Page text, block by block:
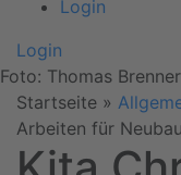
Login
Login
Foto: Thomas Brenner
Startseite »
Arbeiten für